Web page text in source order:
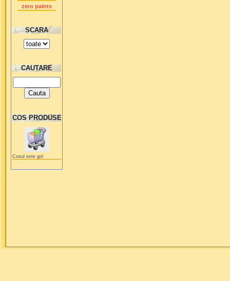
zero paints
SCARA
CAUTARE
COS PRODUSE
Cosul este gol